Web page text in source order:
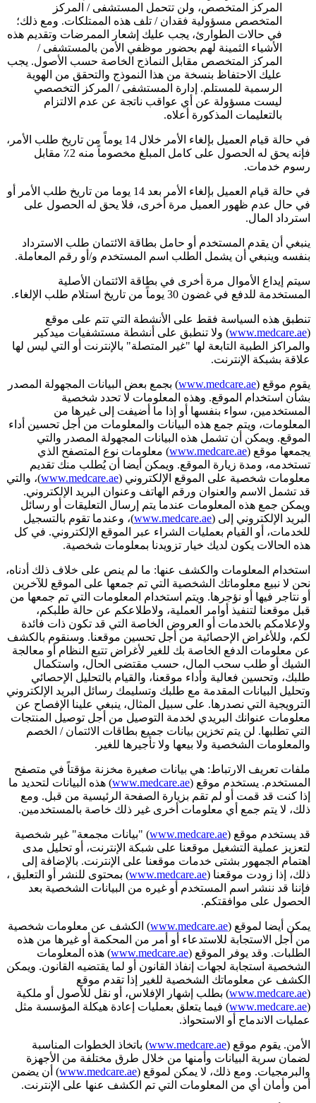
المركز المتخصص، ولن تتحمل المستشفى / المركز
المتخصص مسؤولية فقدان / تلف هذه الممتلكات. ومع ذلك؛
في حالات الطوارئ، يجب عليك إشعار الممرضات وتقديم هذه
الأشياء الثمينة لهم بحضور موظفي الأمن بالمستشفى /
المركز المتخصص مقابل النماذج الخاصة حسب الأصول. يجب
عليك الاحتفاظ بنسخة من هذا النموذج والتحقق من الهوية
الرسمية للمستلم. إدارة المستشفى / المركز التخصصي
ليست مسؤولة عن أي عواقب ناتجة عن عدم الالتزام
بالتعليمات المذكورة أعلاه.
في حالة قيام العميل بإلغاء الأمر خلال 14 يوماً من تاريخ طلب الأمر،
فإنه يحق له الحصول على كامل المبلغ مخصوماً منه 2٪ مقابل
رسوم خدمات.
في حالة قيام العميل بإلغاء الأمر بعد 14 يوما من تاريخ طلب الأمر أو
في حال عدم ظهور العميل مرة أخرى، فلا يحق له الحصول على
استرداد المال.
ينبغي أن يقدم المستخدم أو حامل بطاقة الائتمان طلب الاسترداد
بنفسه وينبغي أن يشمل الطلب اسم المستخدم و/أو رقم المعاملة.
سيتم إيداع الأموال مرة أخرى في بطاقة الائتمان الأصلية
المستخدمة للدفع في غضون 30 يوماً من تاريخ استلام طلب الإلغاء.
تنطبق هذه السياسة فقط على الأنشطة التي تتم على موقع
(
www.medcare.ae) ولا تنطبق على أنشطة مستشفيات ميدكير
والمراكز الطبية التابعة لها "غير المتصلة" بالإنترنت أو التي ليس لها
علاقة بشبكة الإنترنت.
يقوم موقع (www.medcare.ae) بجمع بعض البيانات المجهولة المصدر
بشأن استخدام الموقع. وهذه المعلومات لا تحدد شخصية
المستخدمين، سواء بنفسها أو إذا ما أضيفت إلى غيرها من
المعلومات، ويتم جمع هذه البيانات والمعلومات من أجل تحسين أداء
الموقع. ويمكن أن تشمل هذه البيانات المجهولة المصدر والتي
يجمعها موقع (www.medcare.ae) معلومات نوع المتصفح الذي
تستخدمه، ومدة زيارة الموقع. ويمكن أيضا أن يُطلب منك تقديم
معلومات شخصية على الموقع الإلكتروني (www.medcare.ae)، والتي
قد تشمل الاسم والعنوان ورقم الهاتف وعنوان البريد الإلكتروني.
ويمكن جمع هذه المعلومات عندما يتم إرسال التعليقات أو رسائل
البريد الإلكتروني إلى (www.medcare.ae)، وعندما تقوم بالتسجيل
للخدمات، أو القيام بعمليات الشراء عبر الموقع الإلكتروني. في كل
هذه الحالات يكون لديك خيار تزويدنا بمعلومات شخصية.
استخدام المعلومات والكشف عنها: ما لم ينص على خلاف ذلك أدناه،
نحن لا نبيع معلوماتك الشخصية التي تم جمعها على الموقع للآخرين
أو نتاجر فيها أو نؤجرها. ويتم استخدام المعلومات التي تم جمعها من
قبل موقعنا لتنفيذ أوامر العملية، ولاطلاعكم عن حالة طلبكم،
ولإعلامكم بالخدمات أو العروض الخاصة التي قد تكون ذات فائدة
لكم، وللأغراض الإحصائية من أجل تحسين موقعنا. وسنقوم بالكشف
عن معلومات الدفع الخاصة بك للغير لأغراض تتبع النظام أو معالجة
الشيك أو طلب سحب المال، حسب مقتضى الحال، واستكمال
طلبك، وتحسين فعالية وأداء موقعنا، والقيام بالتحليل الإحصائي
وتحليل البيانات المقدمة مع طلبك وتسليمك رسائل البريد الإلكتروني
الترويجية التي نصدرها. على سبيل المثال، ينبغي علينا الإفصاح عن
معلومات عنوانك البريدي لخدمة التوصيل من أجل توصيل المنتجات
التي تطلبها. لن يتم تخزين بيانات جميع بطاقات الائتمان / الخصم
والمعلومات الشخصية ولا بيعها ولا تأجيرها للغير.
ملفات تعريف الارتباط: هي بيانات صغيرة مخزنة مؤقتاً في متصفح
المستخدم. يستخدم موقع (www.medcare.ae) هذه البيانات لتحديد ما
إذا كنت قد قمت أو لم تقم بزيارة الصفحة الرئيسية من قبل. ومع
ذلك، لا يتم جمع أي معلومات أخرى غير ذلك خاصة بالمستخدمين.
قد يستخدم موقع (www.medcare.ae) "بيانات مجمعة" غير شخصية
لتعزيز عملية التشغيل موقعنا على شبكة الإنترنت، أو تحليل مدى
اهتمام الجمهور بشتى خدمات موقعنا على الإنترنت. بالإضافة إلى
ذلك، إذا زودت موقعنا (www.medcare.ae) بمحتوى للنشر أو التعليق ،
فإننا قد ننشر اسم المستخدم أو غيره من البيانات الشخصية بعد
الحصول على موافقتكم.
يمكن أيضا لموقع (www.medcare.ae) الكشف عن معلومات شخصية
من أجل الاستجابة للاستدعاء أو أمر من المحكمة أو غيرها من هذه
الطلبات. وقد يوفر الموقع (www.medcare.ae) هذه المعلومات
الشخصية استجابة لجهات إنفاذ القانون أو لما يقتضيه القانون. ويمكن
الكشف عن معلوماتك الشخصية للغير إذا تقدم موقع
(
www.medcare.ae) بطلب إشهار الإفلاس، أو نقل للأصول أو ملكية
(
www.medcare.ae) فيما يتعلق بعمليات إعادة هيكلة المؤسسة مثل
عمليات الاندماج أو الاستحواذ.
الأمن. يقوم موقع (www.medcare.ae) باتخاذ الخطوات المناسبة
لضمان سرية البيانات وأمنها من خلال طرق مختلفة من الأجهزة
والبرمجيات. ومع ذلك، لا يمكن لموقع (www.medcare.ae) أن يضمن
أمن وأمان أي من المعلومات التي تم الكشف عنها على الإنترنت.